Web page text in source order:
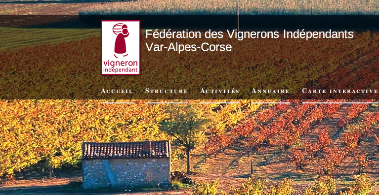
Accueil Structure Activités Annuaire Carte interactive